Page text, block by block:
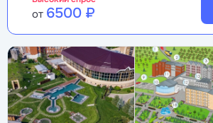
терренкурами и смотровыми площадками
от 6500 ₽